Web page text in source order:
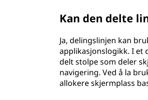
Kan den delte
Ja, delingslinjen kan
applikasjonslogikk. I et
delt stolpe som deler
navigering. Ved å la
allokere skjermplass